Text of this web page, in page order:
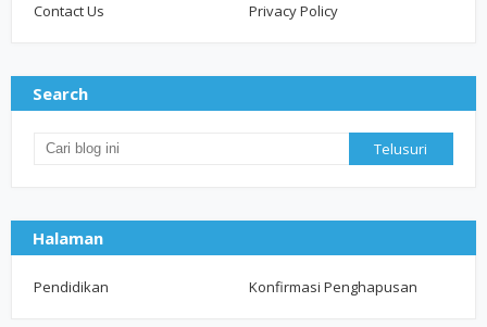
Contact Us
Privacy Policy
Search
Halaman
Pendidikan Konfirmasi Penghapusan